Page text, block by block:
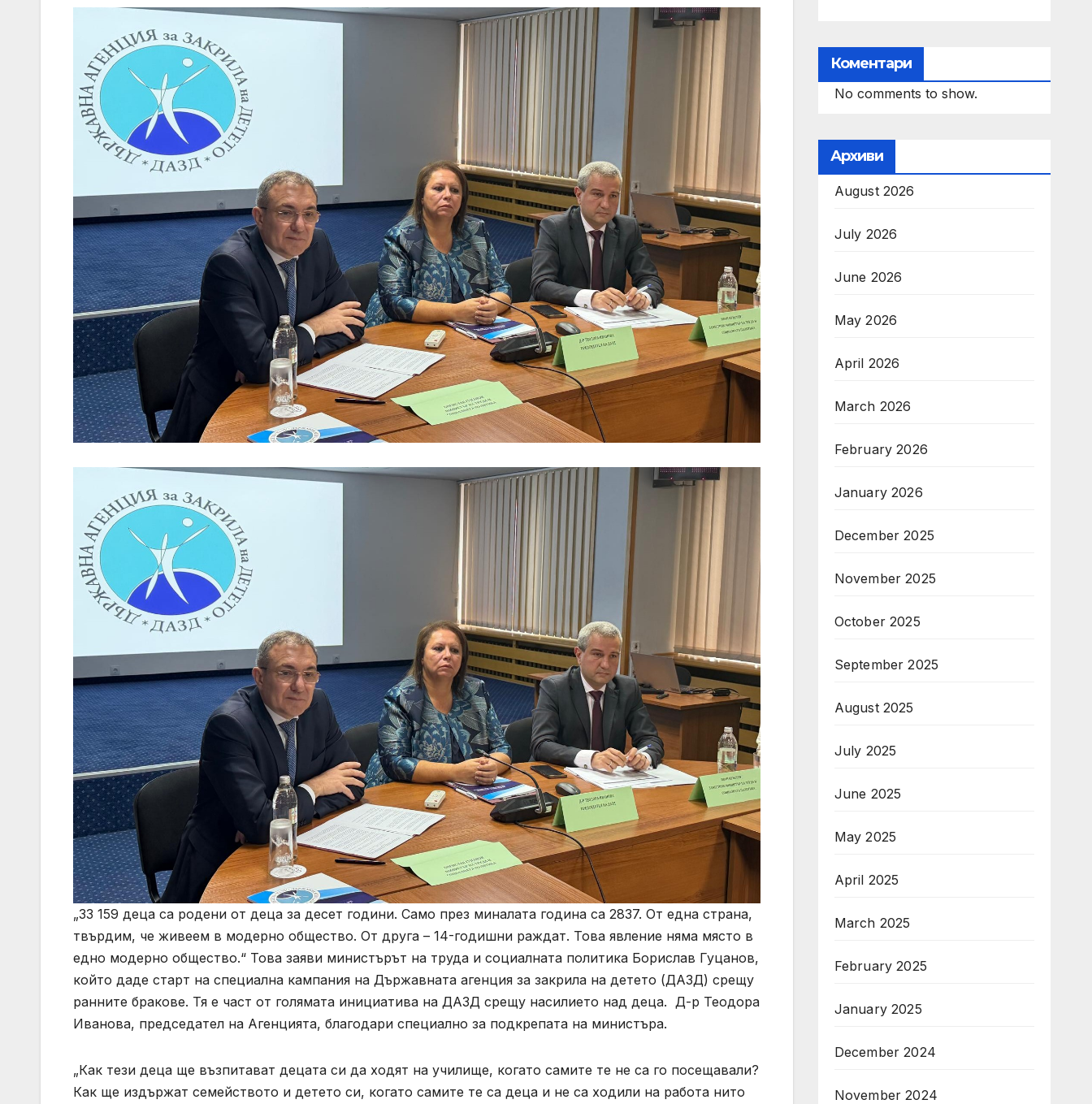
„33 159 деца са родени от деца за десет години. Само през миналата година са 2837. От една страна,
твърдим, че живеем в модерно общество. От друга – 14-годишни раждат. Това явление няма място в
едно модерно общество.“ Това заяви министърът на труда и социалната политика Борислав Гуцанов,
който даде старт на специална кампания на Държавната агенция за закрила на детето (ДАЗД) срещу
ранните бракове. Тя е част от голямата инициатива на ДАЗД срещу насилието над деца. Д-р Теодора
Иванова, председател на Агенцията, благодари специално за подкрепата на министъра.
„Как тези деца ще възпитават децата си да ходят на училище, когато самите те не са го посещавали?
Как ще издържат семейството и детето си, когато самите те са деца и не са ходили на работа нито
Коментари
No comments to show.
Архиви
August 2026
July 2026
June 2026
May 2026
April 2026
March 2026
February 2026
January 2026
December 2025
November 2025
October 2025
September 2025
August 2025
July 2025
June 2025
May 2025
April 2025
March 2025
February 2025
January 2025
December 2024
November 2024